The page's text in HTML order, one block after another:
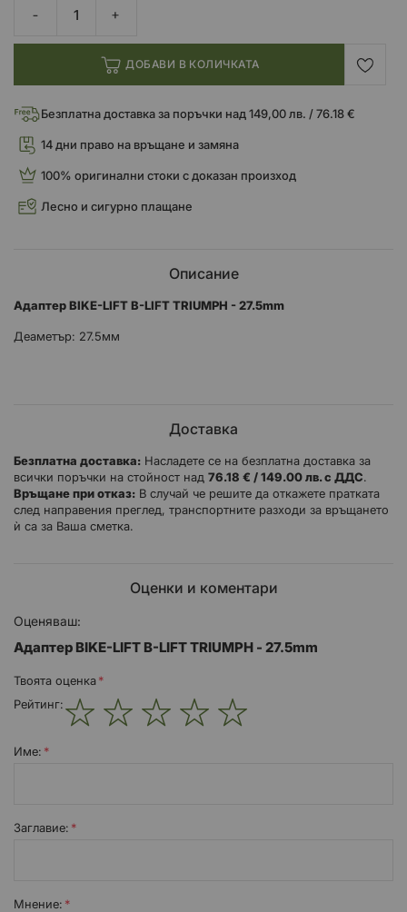
ДОБАВИ В КОЛИЧКАТА
Безплатна доставка за поръчки над 149,00 лв. / 76.18 €
14 дни право на връщане и замяна
100% оригинални стоки с доказан произход
Лесно и сигурно плащане
Описание
Адаптер BIKE-LIFT B-LIFTTRIUMPH - 27.5mm
Деаметър: 27.5мм
Доставка
Безплатна доставка: Насладете се на безплатна доставка за
всички поръчки на стойност над 76.18 € / 149.00 лв. с ДДС.
Връщане при отказ: В случай че решите да откажете пратката
след направения преглед, транспортните разходи за връщането
ѝ са за Ваша сметка.
Оценки и коментари
Оценяваш:
Адаптер BIKE-LIFT B-LIFT TRIUMPH - 27.5mm
Твоята оценка
Рейтинг:
Име:
Заглавиe:
Мнение: